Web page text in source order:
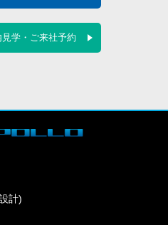
見学・ご来社予約
計)